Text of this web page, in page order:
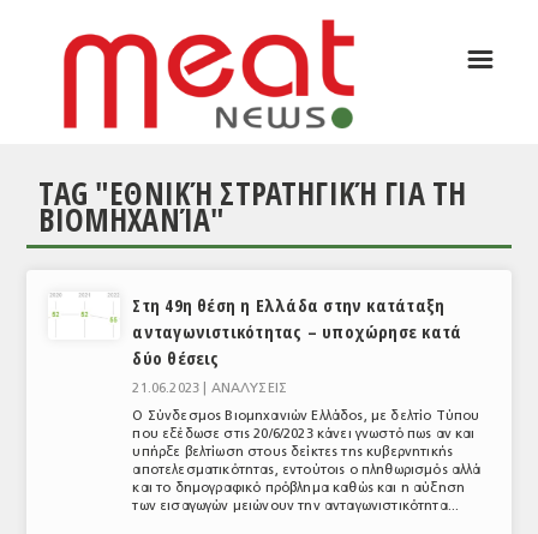
ΕΙΔΗΣΕΙΣ
ΣΥΝΕΝΤΕΥΞΕΙΣ
ΕΥΡΩΠΑΪΚΕΣ ΑΠΟΦΑΣΕΙΣ
☰
TAG "ΕΘΝΙΚΉ ΣΤΡΑΤΗΓΙΚΉ ΓΙΑ ΤΗ
ΒΙΟΜΗΧΑΝΊΑ"
Στη 49η θέση η Ελλάδα στην κατάταξη
ανταγωνιστικότητας – υποχώρησε κατά
δύο θέσεις
21.06.2023 | ΑΝΑΛΥΣΕΙΣ
Ο Σύνδεσμος Βιομηχανιών Ελλάδος, με δελτίο Τύπου
που εξέδωσε στις 20/6/2023 κάνει γνωστό πως αν και
υπήρξε βελτίωση στους δείκτες της κυβερνητικής
αποτελεσματικότητας, εντούτοις ο πληθωρισμός αλλά
και το δημογραφικό πρόβλημα καθώς και η αύξηση
των εισαγωγών μειώνουν την ανταγωνιστικότητα...